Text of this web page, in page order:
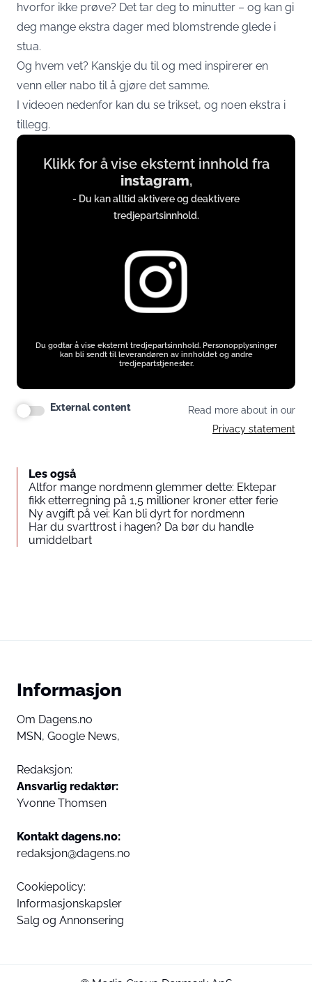
hvorfor ikke prøve? Det tar deg to minutter – og kan gi
deg mange ekstra dager med blomstrende glede i
stua.
Og hvem vet? Kanskje du til og med inspirerer en
venn eller nabo til å gjøre det samme.
I videoen nedenfor kan du se trikset, og noen ekstra i
tillegg.
Display
content
instagram.com
Klikk for å vise eksternt innhold fra
instagram,
- Du kan alltid aktivere og deaktivere
tredjepartsinnhold.
Du godtar å vise eksternt tredjepartsinnhold. Personopplysninger
kan bli sendt til leverandøren av innholdet og andre
tredjepartstjenester.
External content
Read more about in our
Privacy statement
Les også
Altfor mange nordmenn glemmer dette: Ektepar
fikk etterregning på 1,5 millioner kroner etter ferie
Ny avgift på vei: Kan bli dyrt for nordmenn
Har du svarttrost i hagen? Da bør du handle
umiddelbart
Informasjon
Om Dagens.no
MSN, Google News,
Redaksjon:
Ansvarlig redaktør:
Yvonne Thomsen
Kontakt dagens.no:
redaksjon@dagens.no
Cookiepolicy:
Informasjonskapsler
Salg og Annonsering